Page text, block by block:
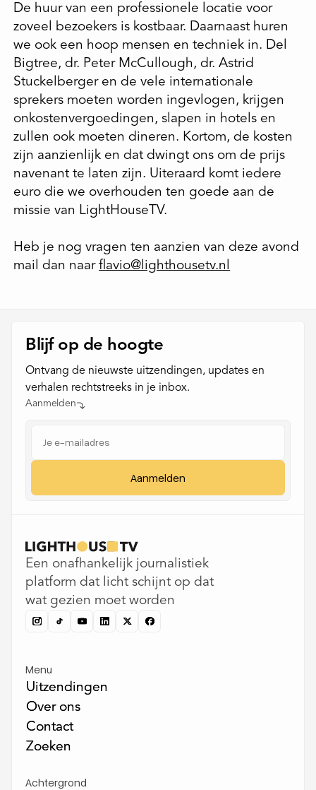
De huur van een professionele locatie voor
zoveel bezoekers is kostbaar. Daarnaast huren
we ook een hoop mensen en techniek in. Del
Bigtree, dr. Peter McCullough, dr. Astrid
Stuckelberger en de vele internationale
sprekers moeten worden ingevlogen, krijgen
onkostenvergoedingen, slapen in hotels en
zullen ook moeten dineren. Kortom, de kosten
zijn aanzienlijk en dat dwingt ons om de prijs
navenant te laten zijn. Uiteraard komt iedere
euro die we overhouden ten goede aan de
missie van LightHouseTV.
Heb je nog vragen ten aanzien van deze avond
mail dan naarflavio@lighthousetv.nl
Een onafhankelijk journalistiek
platform dat licht schijnt op dat
wat gezien moet worden
Menu
Uitzendingen
Uitzendingen
Over ons
Over ons
Contact
Contact
Zoeken
Zoeken
Achtergrond
Blijf op de hoogte
Ontvang de nieuwste uitzendingen, updates en
verhalen rechtstreeks in je inbox.
Aanmelden